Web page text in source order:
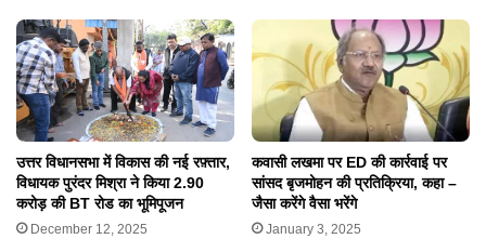
उत्तर विधानसभा में विकास की नई रफ़्तार,
विधायक पुरंदर मिश्रा ने किया 2.90
करोड़ की BT रोड का भूमिपूजन
December 12, 2025
कवासी लखमा पर ED की कार्रवाई पर
सांसद बृजमोहन की प्रतिक्रिया, कहा –
जैसा करेंगे वैसा भरेंगे
January 3, 2025